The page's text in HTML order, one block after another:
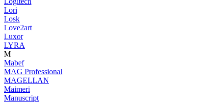
Lori
Losk
Love2art
Luxor
LYRA
M
Mabef
MAG Professional
MAGELLAN
Maimeri
Manuscript